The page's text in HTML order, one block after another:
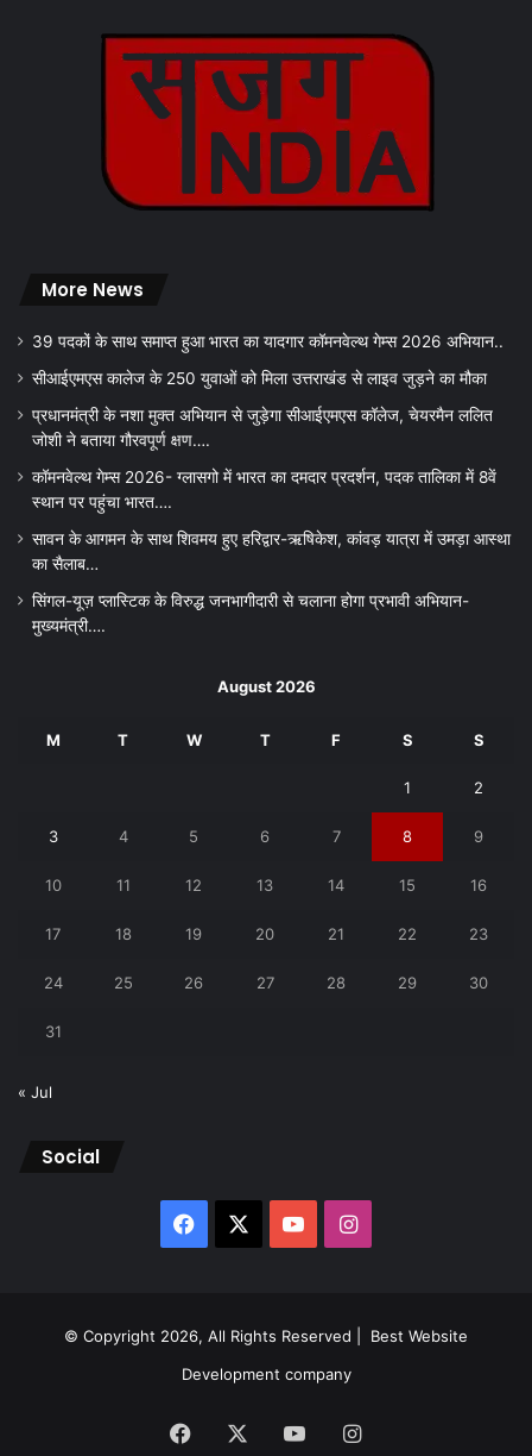
More News
39 पदकों के साथ समाप्त हुआ भारत का यादगार कॉमनवेल्थ गेम्स 2026 अभियान..
सीआईएमएस कालेज के 250 युवाओं को मिला उत्तराखंड से लाइव जुड़ने का मौका
प्रधानमंत्री के नशा मुक्त अभियान से जुड़ेगा सीआईएमएस कॉलेज, चेयरमैन ललित
जोशी ने बताया गौरवपूर्ण क्षण….
कॉमनवेल्थ गेम्स 2026- ग्लासगो में भारत का दमदार प्रदर्शन, पदक तालिका में 8वें
स्थान पर पहुंचा भारत….
सावन के आगमन के साथ शिवमय हुए हरिद्वार-ऋषिकेश, कांवड़ यात्रा में उमड़ा आस्था
का सैलाब…
सिंगल-यूज़ प्लास्टिक के विरुद्ध जनभागीदारी से चलाना होगा प्रभावी अभियान-
मुख्यमंत्री….
August 2026
M T W T F S S
1 2
3 4 5 6 7 8 9
10 11 12 13 14 15 16
17 18 19 20 21 22 23
24 25 26 27 28 29 30
31
« Jul
Social
Facebook YouTubeInstagram
© Copyright 2026, All Rights Reserved | Best Website
Development company
Facebook YouTubeInstagram